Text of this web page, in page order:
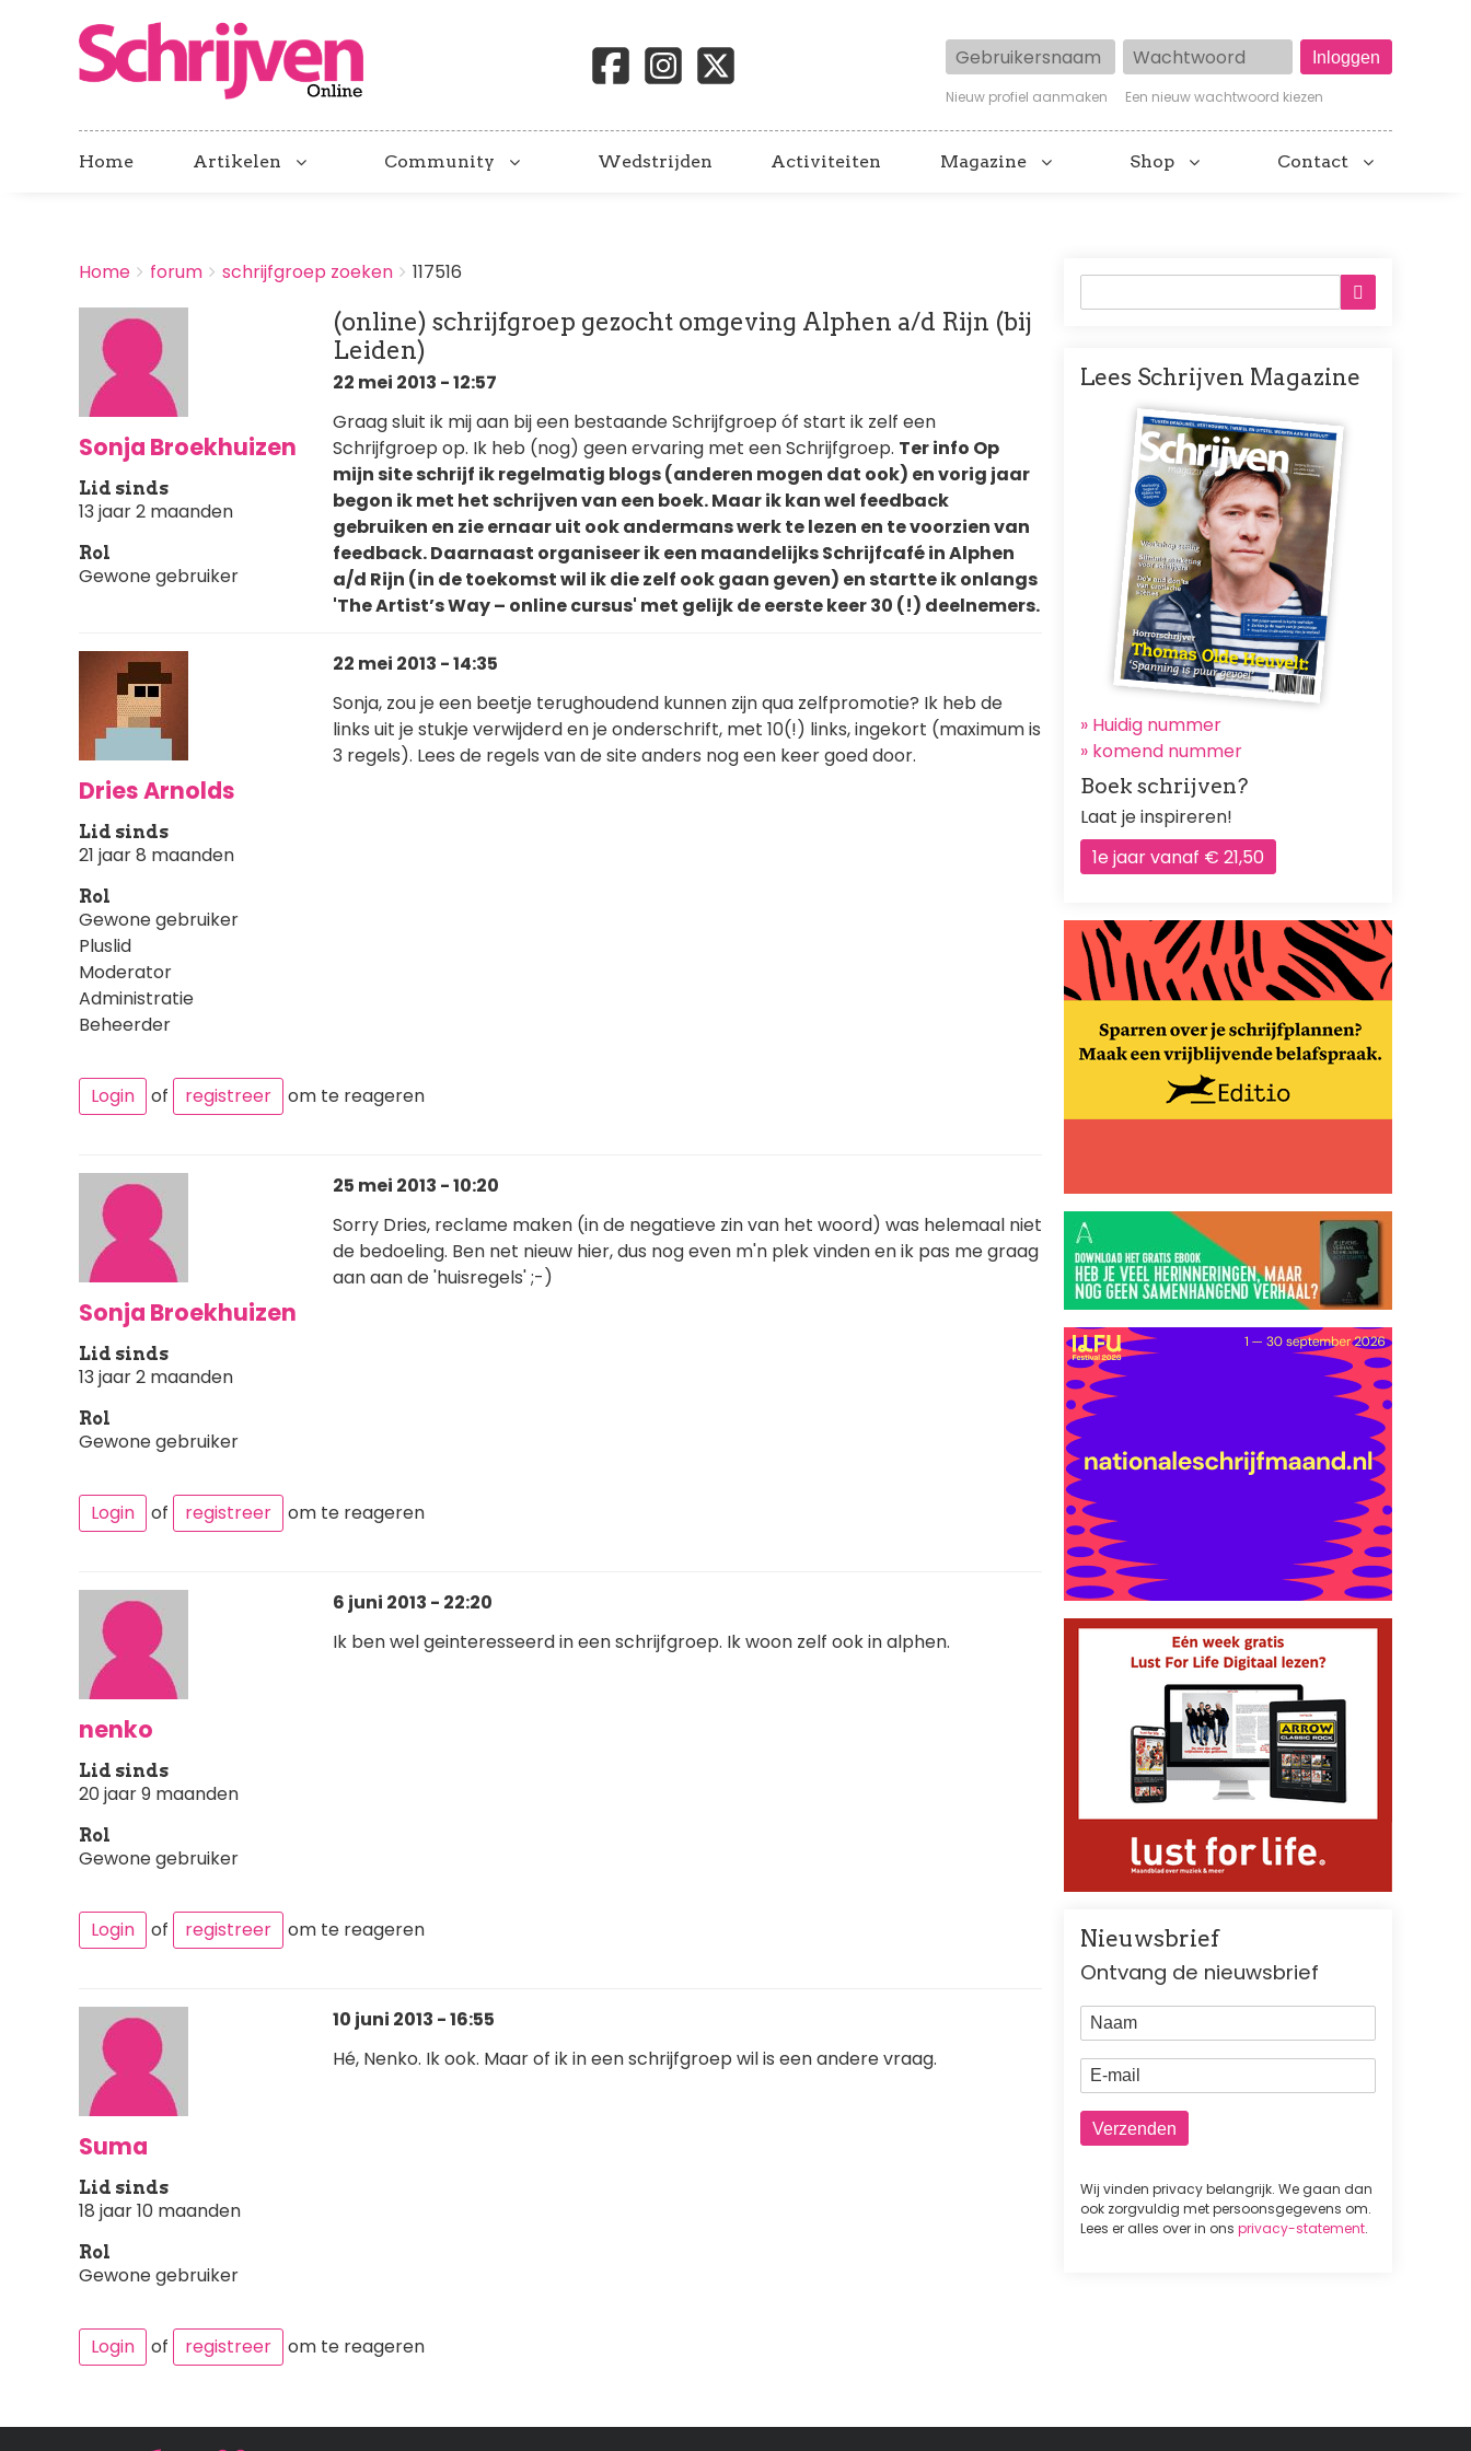
Gebruikersnaam Wachtwoord
Nieuw profiel aanmaken Een nieuw wachtwoord kiezen
Home Artikelen Community Wedstrijden Activiteiten Magazine Shop Contact
BREADCRUMBS
You
here:
Home forum schrijfgroep zoeken 117516
Sonja Broekhuizen
Lid sinds
13 jaar 2 maanden
Rol
Gewone gebruiker
(online) schrijfgroep gezocht omgeving Alphen a/d Rijn (bij
Leiden)
22 mei 2013 - 12:57
Graag sluit ik mij aan bij een bestaande Schrijfgroep óf start ik zelf een
Schrijfgroep op. Ik heb (nog) geen ervaring met een Schrijfgroep. Ter info Op
mijn site schrijf ik regelmatig blogs (anderen mogen dat ook) en vorig jaar
begon ik met het schrijven van een boek. Maar ik kan wel feedback
gebruiken en zie ernaar uit ook andermans werk te lezen en te voorzien van
feedback. Daarnaast organiseer ik een maandelijks Schrijfcafé in Alphen
a/d Rijn (in de toekomst wil ik die zelf ook gaan geven) en startte ik onlangs
'The Artist’s Way – online cursus' met gelijk de eerste keer 30 (!) deelnemers.
Dries Arnolds
Lid sinds
21 jaar 8 maanden
Rol
Gewone gebruiker
Pluslid
Moderator
Administratie
Beheerder
22 mei 2013 - 14:35
Sonja, zou je een beetje terughoudend kunnen zijn qua zelfpromotie? Ik heb de
links uit je stukje verwijderd en je onderschrift, met 10(!) links, ingekort (maximum is
3 regels). Lees de regels van de site anders nog een keer goed door.
Login of registreer om te reageren
Sonja Broekhuizen
Lid sinds
13 jaar 2 maanden
Rol
Gewone gebruiker
25 mei 2013 - 10:20
Sorry Dries, reclame maken (in de negatieve zin van het woord) was helemaal niet
de bedoeling. Ben net nieuw hier, dus nog even m'n plek vinden en ik pas me graag
aan aan de 'huisregels' ;-)
Login of registreer om te reageren
nenko
Lid sinds
20 jaar 9 maanden
Rol
Gewone gebruiker
6 juni 2013 - 22:20
Ik ben wel geinteresseerd in een schrijfgroep. Ik woon zelf ook in alphen.
Login of registreer om te reageren
Suma
Lid sinds
18 jaar 10 maanden
Rol
Gewone gebruiker
10 juni 2013 - 16:55
Hé, Nenko. Ik ook. Maar of ik in een schrijfgroep wil is een andere vraag.
Login of registreer om te reageren
Lees Schrijven Magazine
Afbeelding
» Huidig nummer
» komend nummer
Boek schrijven?
Laat je inspireren!
1e jaar vanaf € 21,50
Nieuwsbrief
Ontvang de nieuwsbrief
Naam
E-mail
Wij vinden privacy belangrijk. We gaan dan
ook zorgvuldig met persoonsgegevens om.
Lees er alles over in ons privacy-statement.